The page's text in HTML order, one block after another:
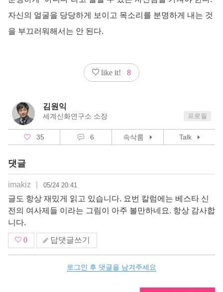
자신의 얼굴을 당당하게 보이고 목소리를 분명하게 내는 것
을 부끄러워해서는 안 된다.
like it! 8
김원익
세계신화연구소 소장 프로필
35 6 속삭룸 Talk
댓글
imakiz 05/24 20:41
글도 항상 재밌게 읽고 있습니다. 요번 칼럼에는 베스타 신
전의 여사제들 이라는 그림이 아주 볼만하네요. 항상 감사합
니다.
0 답댓글쓰기
로그인 후 댓글을 남겨주세요